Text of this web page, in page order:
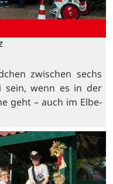
zwischen sechs
sein, wenn es in der
geht – auch im Elbe-